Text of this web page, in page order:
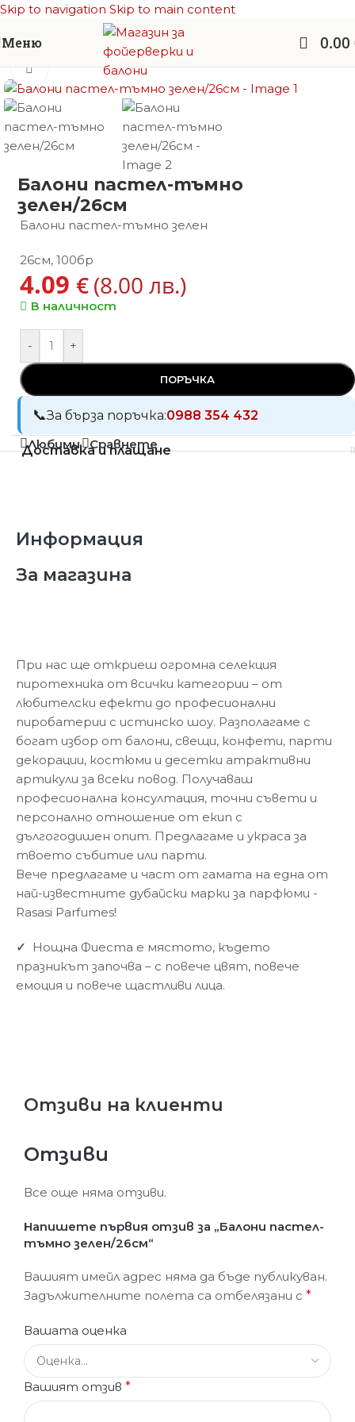
Skip to navigation Skip to main content
Меню 0.00
Балони латекс / Балони - пастел
Балони пастел-тъмно
зелен/26см
Балони пастел-тъмно зелен
26см, 100бр
4.09 €(8.00 лв.)
В наличност
- +
ПОРЪЧКА
За бърза поръчка:0988 354 432
Любими
Сравнете
Доставка и плащане
Информация
За магазина
При нас ще откриеш огромна селекция
пиротехника от всички категории – от
любителски ефекти до професионални
пиробатерии с истинско шоу. Разполагаме с
богат избор от балони, свещи, конфети, парти
декорации, костюми и десетки атрактивни
артикули за всеки повод. Получаваш
професионална консултация, точни съвети и
персонално отношение от екип с
дългогодишен опит. Предлагаме и украса за
твоето събитие или парти.
Вече предлагаме и част от гамата на една от
най-известните дубайски марки за парфюми -
Rasasi Parfumes!
✓
Нощна Фиеста е мястото, където
празникът започва – с повече цвят, повече
емоция и повече щастливи лица.
Отзиви на клиенти
Отзиви
Все още няма отзиви.
Напишете първия отзив за „Балони пастел-
тъмно зелен/26см“
Вашият имейл адрес няма да бъде публикуван.
Задължителните полета са отбелязани с *
Вашата оценка
Вашият отзив *